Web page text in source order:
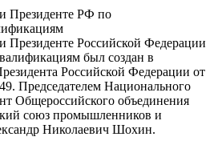
Президенте РФ по
Президенте Российской Федерации
был создан в
Российской Федерации от
Председателем Национального
Общероссийского объединения
союз промышленников и
Николаевич Шохин.